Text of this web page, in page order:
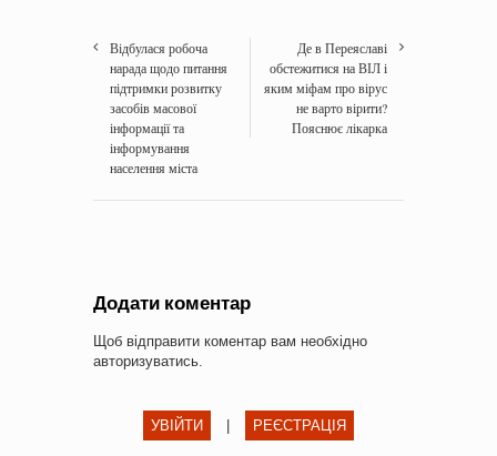
Відбулася робоча
нарада щодо питання
підтримки розвитку
засобів масової
інформації та
інформування
населення міста
Де в Переяславі
обстежитися на ВІЛ і
яким міфам про вірус
не варто вірити?
Пояснює лікарка
Додати коментар
Щоб відправити коментар вам необхідно
авторизуватись
УВІЙТИ РЕЄСТРАЦІЯ